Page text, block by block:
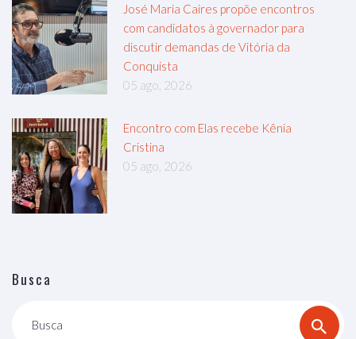
José Maria Caires propõe encontros
com candidatos à governador para
discutir demandas de Vitória da
Conquista
05 ago, 2026
Encontro com Elas recebe Kênia
Cristina
05 ago, 2026
Busca
Busca